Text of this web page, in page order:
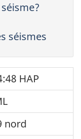
séismes
HAP
nord